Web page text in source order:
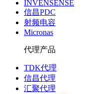
INVENSENSE
信昌PDC
射频电容
Micronas
代理产品
TDK代理
信昌代理
汇聚代理